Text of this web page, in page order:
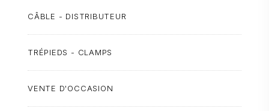
CÂBLE - DISTRIBUTEUR
TRÉPIEDS - CLAMPS
VENTE D'OCCASION